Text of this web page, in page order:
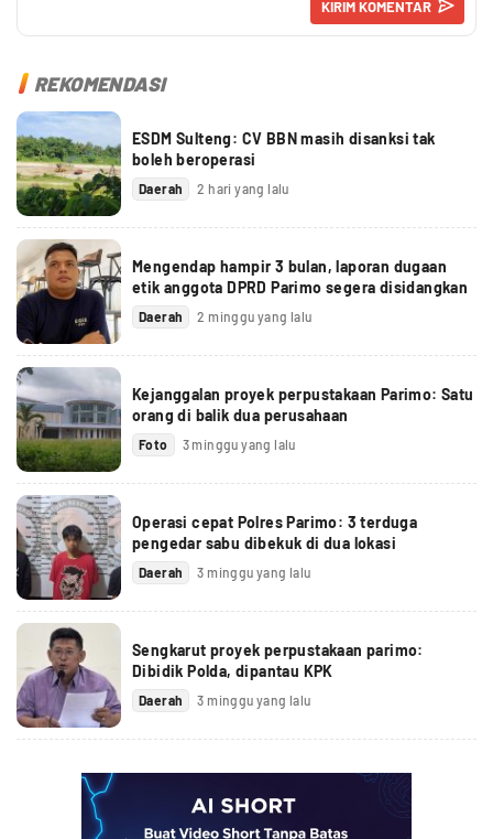
REKOMENDASI
ESDM Sulteng: CV BBN masih disanksi tak
boleh beroperasi
Daerah 2 hari yang lalu
Mengendap hampir 3 bulan, laporan dugaan
etik anggota DPRD Parimo segera disidangkan
Daerah 2 minggu yang lalu
Kejanggalan proyek perpustakaan Parimo: Satu
orang di balik dua perusahaan
Foto 3 minggu yang lalu
Operasi cepat Polres Parimo: 3 terduga
pengedar sabu dibekuk di dua lokasi
Daerah 3 minggu yang lalu
Sengkarut proyek perpustakaan parimo:
Dibidik Polda, dipantau KPK
Daerah 3 minggu yang lalu